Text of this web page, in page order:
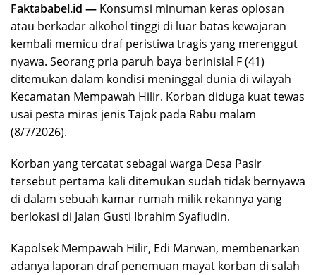
Faktababel.id — Konsumsi minuman keras oplosan
atau berkadar alkohol tinggi di luar batas kewajaran
kembali memicu draf peristiwa tragis yang merenggut
nyawa. Seorang pria paruh baya berinisial F (41)
ditemukan dalam kondisi meninggal dunia di wilayah
Kecamatan Mempawah Hilir. Korban diduga kuat tewas
usai pesta miras jenis Tajok pada Rabu malam
(8/7/2026).
Korban yang tercatat sebagai warga Desa Pasir
tersebut pertama kali ditemukan sudah tidak bernyawa
di dalam sebuah kamar rumah milik rekannya yang
berlokasi di Jalan Gusti Ibrahim Syafiudin.
Kapolsek Mempawah Hilir, Edi Marwan, membenarkan
adanya laporan draf penemuan mayat korban di salah